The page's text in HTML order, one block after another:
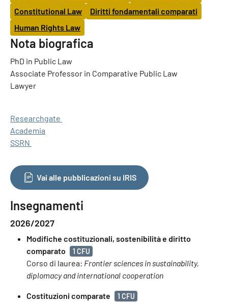
Constitutional Law
Diritti fondamentali comparati
Human Rights Law
Nota biografica
PhD in Public Law
Associate Professor in Comparative Public Law
Lawyer
Researchgate
Academia
SSRN
Vai alle pubblicazioni su IRIS
Insegnamenti
2026/2027
Modifiche costituzionali, sostenibilità e diritto
comparato
1 CFU
Corso di laurea: Frontier sciences in sustainability,
diplomacy and international cooperation
Costituzioni comparate 1 CFU